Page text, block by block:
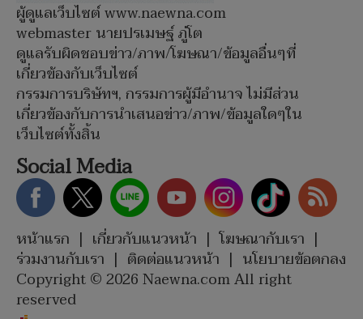
ผู้ดูแลเว็บไซต์ www.naewna.com
webmaster นายปรเมษฐ์ ภู่โต
ดูแลรับผิดชอบข่าว/ภาพ/โฆษณา/ข้อมูลอื่นๆที่
เกี่ยวข้องกับเว็บไซต์
กรรมการบริษัทฯ, กรรมการผู้มีอำนาจ ไม่มีส่วน
เกี่ยวข้องกับการนำเสนอข่าว/ภาพ/ข้อมูลใดๆใน
เว็บไซต์ทั้งสิ้น
Social Media
หน้าแรก | เกี่ยวกับแนวหน้า | โฆษณากับเรา |
ร่วมงานกับเรา | ติดต่อแนวหน้า | นโยบายข้อตกลง
Copyright © 2026 Naewna.com All right
reserved